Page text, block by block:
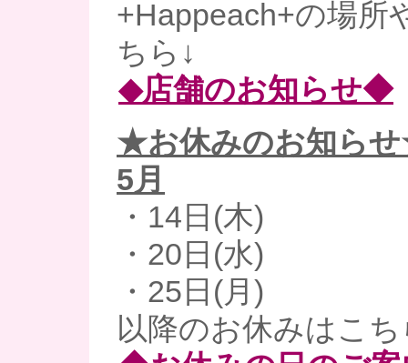
+Happeach+の場所
ちら↓
◆店舗のお知らせ◆
★お休みのお知ら
5月
・14日(木)
・20日(水)
・25日(月)
以降のお休みはこち